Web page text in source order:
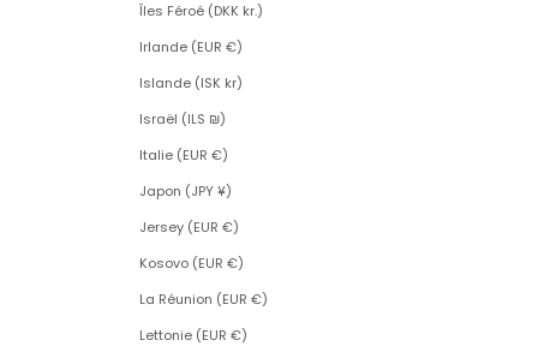
Îles Féroé (DKK kr.)
Irlande (EUR €)
Islande (ISK kr)
Israël (ILS ₪)
Italie (EUR €)
Japon (JPY ¥)
Jersey (EUR €)
Kosovo (EUR €)
La Réunion (EUR €)
Lettonie (EUR €)